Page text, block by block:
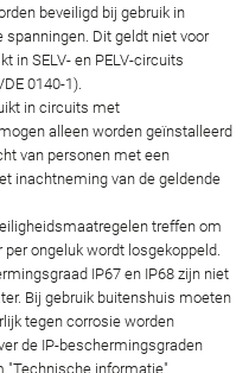
beveiligd bij gebruik in
Dit geldt niet voor
in SELV- en PELV-circuits
0140-1).
in circuits met
alleen worden geïnstalleerd
van personen met een
inachtneming van de geldende
treffen om
ongeluk wordt losgekoppeld.
IP67 en IP68 zijn niet
Bij gebruik buitenshuis moeten
tegen corrosie worden
de IP-beschermingsgraden
informatie".